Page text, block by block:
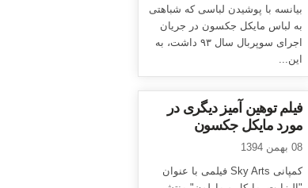
بیانسه با پوشیدن لباسی که شباهتی
به لباس مایکل جکسون در جریان
اجرای سوپربال سال ۹۳ داشت، به
این...
فیلم توهین آمیز دیگری در
مورد مایکل جکسون
08 بهمن 1394
کمپانی Sky Arts فیلمی با عنوان